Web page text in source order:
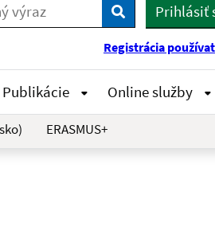
VyhľadajPrihlásiť
Registrácia
Publikácie Online služby
ERASMUS+